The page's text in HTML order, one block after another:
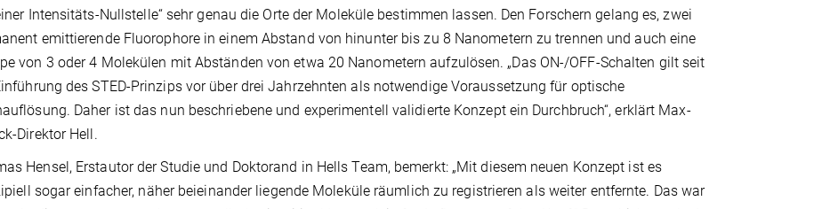
Intensitäts-Nullstelle“ sehr genau die Orte der Moleküle bestimmen lassen. Den Forschern gelang es, zwei
emittierende Fluorophore in einem Abstand von hinunter bis zu 8 Nanometern zu trennen und auch eine
von 3 oder 4 Molekülen mit Abständen von etwa 20 Nanometern aufzulösen. „Das ON-/OFF-Schalten gilt seit
des STED-Prinzips vor über drei Jahrzehnten als notwendige Voraussetzung für optische
Daher ist das nun beschriebene und experimentell validierte Konzept ein Durchbruch“, erklärt Max-
Direktor Hell.
Hensel, Erstautor der Studie und Doktorand in Hells Team, bemerkt: „Mit diesem neuen Konzept ist es
sogar einfacher, näher beieinander liegende Moleküle räumlich zu registrieren als weiter entfernte. Das war